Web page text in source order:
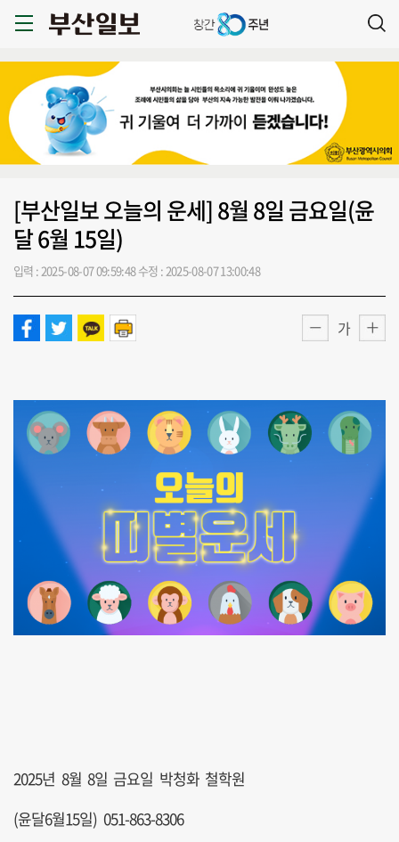
[부산일보 오늘의 운세] 8월 8일 금요일(윤
달 6월 15일)
입력 : 2025-08-07 09:59:48수정 : 2025-08-07 13:00:48
가
2025년 8월 8일 금요일 박청화 철학원
(윤달6월15일) 051-863-8306